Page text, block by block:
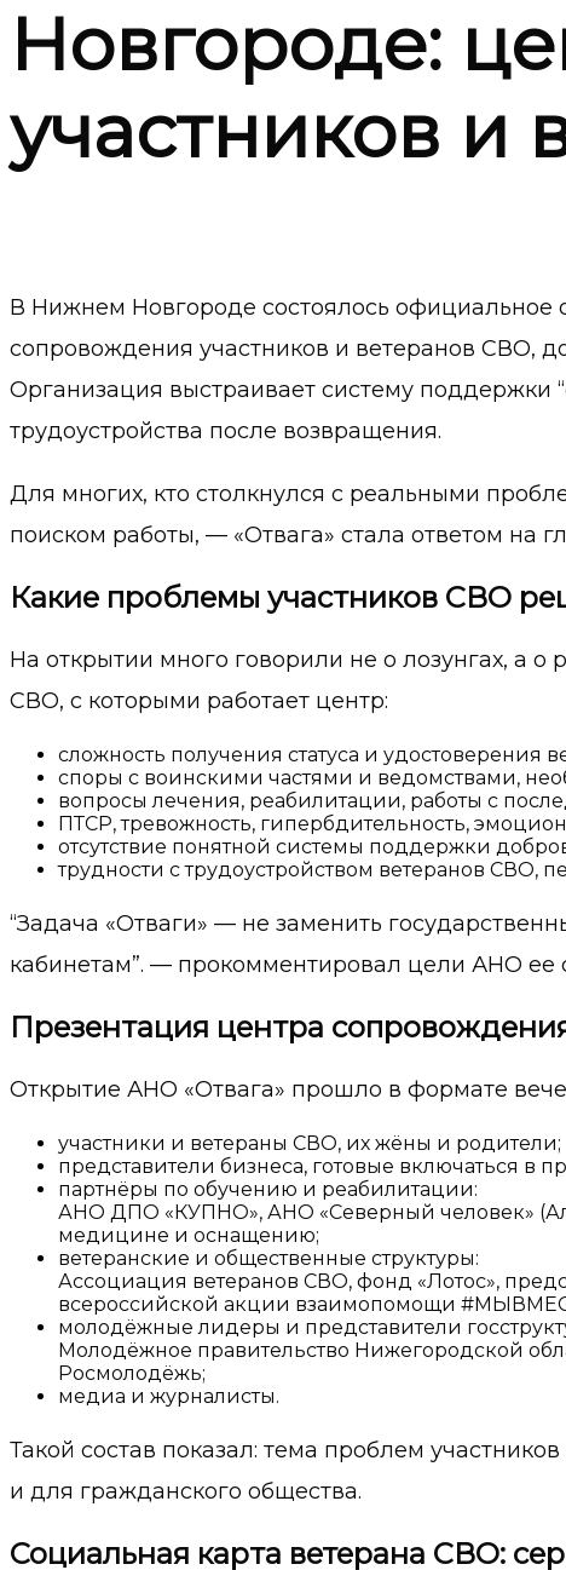
Новгороде:
участников и
В Нижнем Новгороде состоялось официальное
сопровождения участников и ветеранов СВО,
Организация выстраивает систему поддержки
трудоустройства после возвращения.
Для многих, кто столкнулся с реальными
поиском работы, — «Отвага» стала ответом на
Какие проблемы участников СВО
На открытии много говорили не о лозунгах, а
СВО, с которыми работает центр:
сложность получения статуса и удостоверения
споры с воинскими частями и ведомствами,
вопросы лечения, реабилитации, работы с
ПТСР, тревожность, гипербдительность,
отсутствие понятной системы поддержки
трудности с трудоустройством ветеранов СВО,
“Задача «Отваги» — не заменить
кабинетам”. — прокомментировал цели АНО ее
Презентация центра
Открытие АНО «Отвага» прошло в формате
участники и ветераны СВО, их жёны и родители;
представители бизнеса, готовые включаться в
партнёры по обучению и реабилитации:
АНО ДПО «КУПНО», АНО «Северный человек»
медицине и оснащению;
ветеранские и общественные структуры:
Ассоциация ветеранов СВО, фонд «Лотос»,
всероссийской акции взаимопомощи
молодёжные лидеры и представители
Молодёжное правительство Нижегородской
Росмолодёжь;
медиа и журналисты.
Такой состав показал: тема проблем
и для гражданского общества.
Социальная карта ветерана СВО: